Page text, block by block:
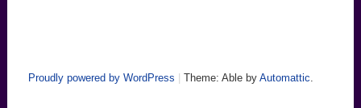
Proudly powered by WordPress Theme: Able by Automattic.